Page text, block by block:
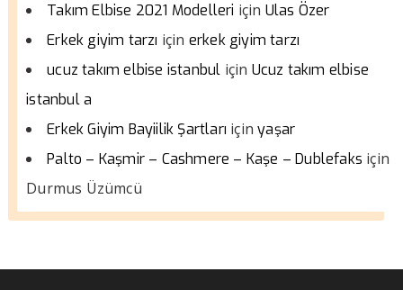
Takım Elbise 2021 Modelleri için Ulas Özer
Erkek giyim tarzı için erkek giyim tarzı
ucuz takım elbise istanbul için Ucuz takım elbise
istanbul a
Erkek Giyim Bayiilik Şartları içinyaşar
Palto – Kaşmir – Cashmere – Kaşe – Dublefaks için
Durmus Üzümcü